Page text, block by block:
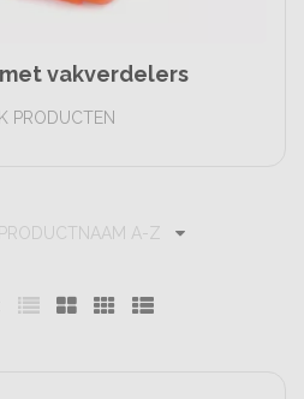
vakverdelers
PRODUCTEN
PRODUCTNAAM A-Z